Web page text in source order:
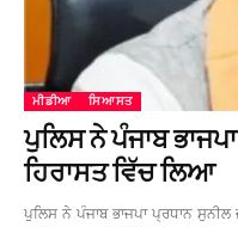
ਮੀਡੀਆ ਸਿਆਸਤ
ਪੁਲਿਸ ਨੇ ਪੰਜਾਬ
ਹਿਰਾਸਤ ਵਿੱਚ ਲਿਆ
ਪੁਲਿਸ ਨੇ ਪੰਜਾਬ ਭਾਜਪਾ ਪ੍ਰਧਾਨ